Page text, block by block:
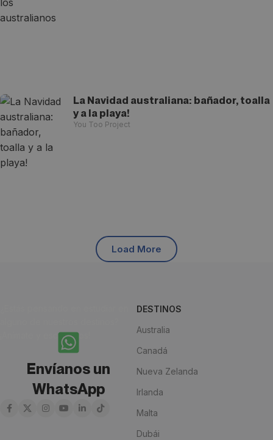
La Navidad australiana: bañador, toalla
y a la playa!
You Too Project
Load More
¡Anímate y escríbenos!
Envíanos un
WhatsApp
DESTINOS
Australia
Canadá
Nueva Zelanda
Irlanda
Malta
Dubái